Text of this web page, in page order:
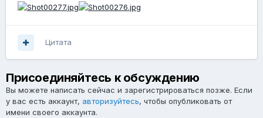
Цитата
Присоединяйтесь к обсуждению
Вы можете написать сейчас и зарегистрироваться позже. Если
у вас есть аккаунт, авторизуйтесь, чтобы опубликовать от
имени своего аккаунта.